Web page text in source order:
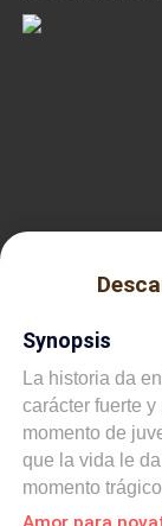
Synopsis
La historia da
carácter fuerte
momento de
que la vida le
momento
ocultarlo a toda